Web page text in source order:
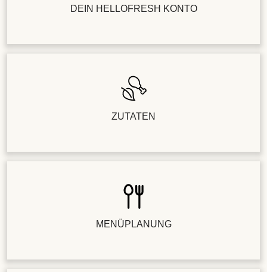
DEIN HELLOFRESH KONTO
ZUTATEN
MENÜPLANUNG